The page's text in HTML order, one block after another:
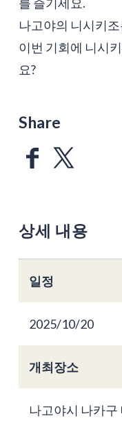
나고야의 니시키
이번 기회에 니시
요?
Share
상세 내용
일정
2025/10/20
개최장소
나고야시 나카구